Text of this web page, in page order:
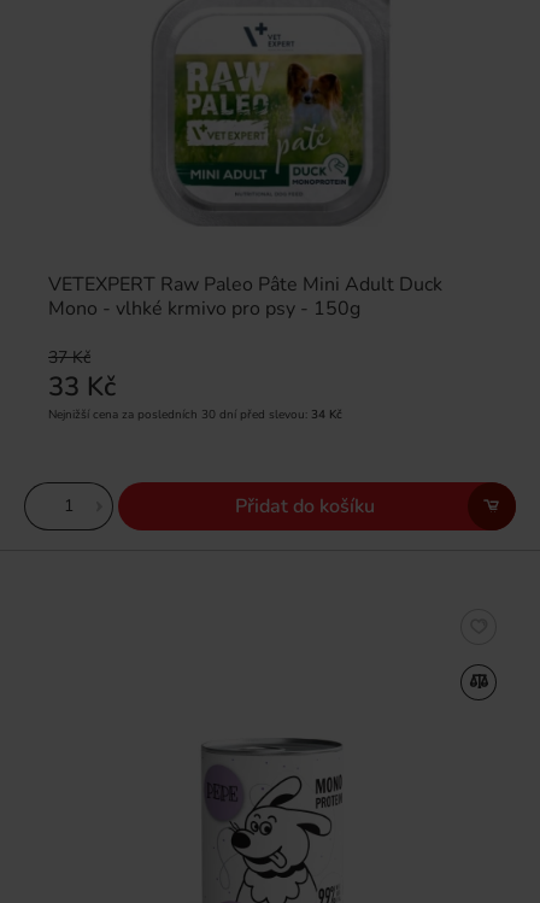
VETEXPERT Raw Paleo Pâte Mini Adult Duck
Mono - vlhké krmivo pro psy - 150g
37 Kč
33 Kč
Nejnižší cena za posledních 30 dní před slevou: 34 Kč
Přidat do košíku